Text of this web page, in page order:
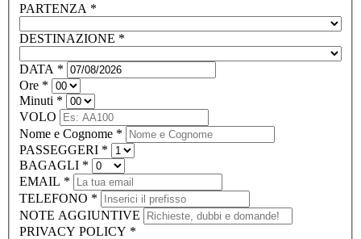
PARTENZA *
DESTINAZIONE *
DATA *
Ore *
Minuti *
VOLO
Nome e Cognome *
PASSEGGERI *
BAGAGLI *
EMAIL *
TELEFONO *
NOTE AGGIUNTIVE
PRIVACY POLICY *